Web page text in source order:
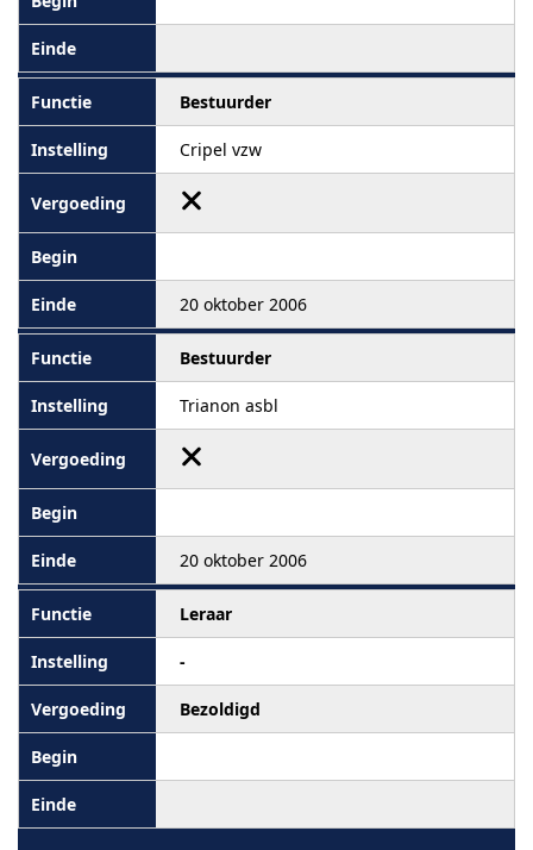
Bestuurder
Cripel vzw
20 oktober 2006
Bestuurder
Trianon asbl
20 oktober 2006
Leraar
-
Bezoldigd